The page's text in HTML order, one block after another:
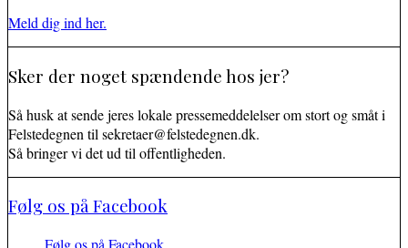
Meld dig ind her.
Sker der noget spændende hos jer?
Så husk at sende jeres lokale pressemeddelelser om stort og småt i
Felstedegnen til sekretaer@felstedegnen.dk.
Så bringer vi det ud til offentligheden.
Følg os på Facebook
Følg os på Facebook